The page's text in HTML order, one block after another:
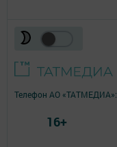
Телефон АО «ТАТМЕДИА»:
16+